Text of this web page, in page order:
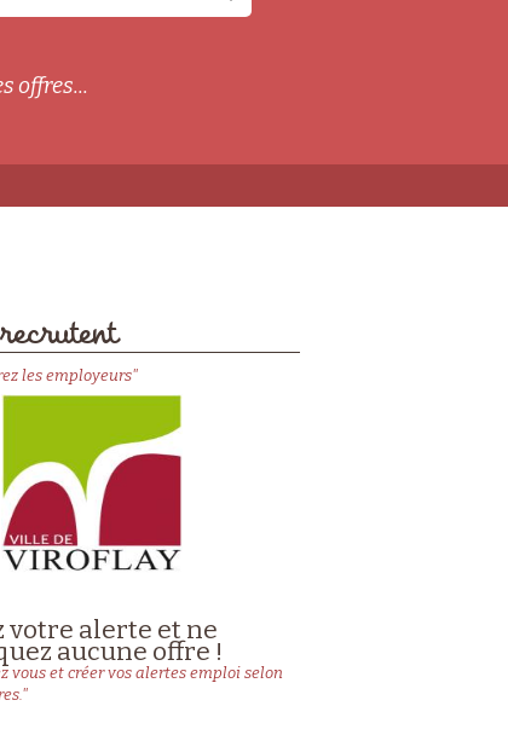
offres...
les employeurs"
votre alerte et ne
aucune offre !
vous et créer vos alertes emploi selon